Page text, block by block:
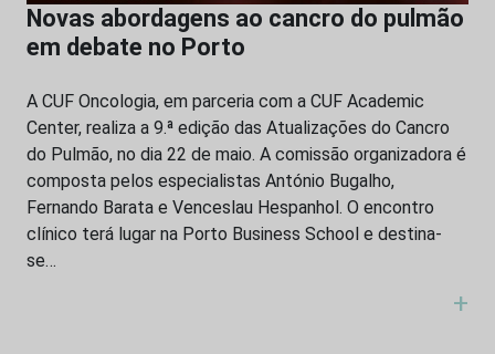
Novas abordagens ao cancro do pulmão
em debate no Porto
A CUF Oncologia, em parceria com a CUF Academic
Center, realiza a 9.ª edição das Atualizações do Cancro
do Pulmão, no dia 22 de maio. A comissão organizadora é
composta pelos especialistas António Bugalho,
Fernando Barata e Venceslau Hespanhol. O encontro
clínico terá lugar na Porto Business School e destina-
se…
+